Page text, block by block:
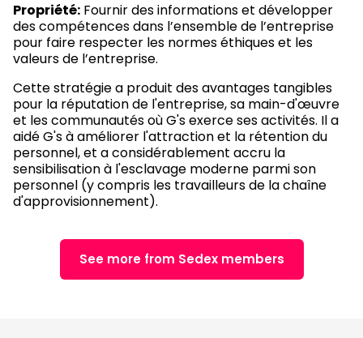
Propriété: Fournir des informations et développer
des compétences dans l’ensemble de l’entreprise
pour faire respecter les normes éthiques et les
valeurs de l’entreprise.
Cette stratégie a produit des avantages tangibles
pour la réputation de l'entreprise, sa main-d'œuvre
et les communautés où G's exerce ses activités. Il a
aidé G's à améliorer l'attraction et la rétention du
personnel, et a considérablement accru la
sensibilisation à l'esclavage moderne parmi son
personnel (y compris les travailleurs de la chaîne
d'approvisionnement).
See more from Sedex members